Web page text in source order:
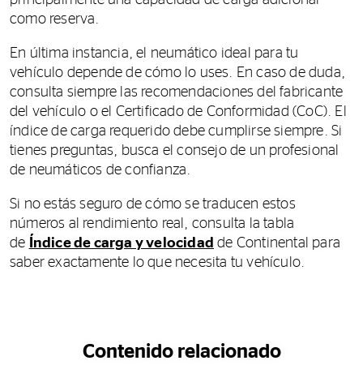
como reserva.
En última instancia, el neumático ideal para tu
vehículo depende de cómo lo uses. En caso de duda,
consulta siempre las recomendaciones del fabricante
del vehículo o el Certificado de Conformidad (CoC). El
índice de carga requerido debe cumplirse siempre. Si
tienes preguntas, busca el consejo de un profesional
de neumáticos de confianza.
Si no estás seguro de cómo se traducen estos
números al rendimiento real, consulta la tabla
de
Índice de carga y velocidad de Continental para
saber exactamente lo que necesita tu vehículo.
Contenido relacionado